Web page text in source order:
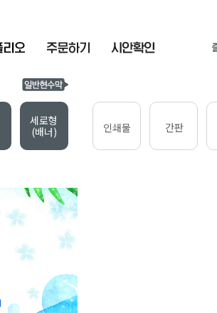
세로형
(배너)
간판
인쇄물